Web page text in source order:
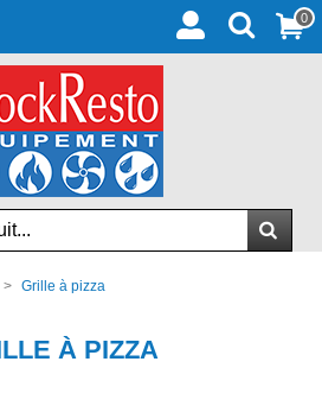
0
> Grille à pizza
À PIZZA